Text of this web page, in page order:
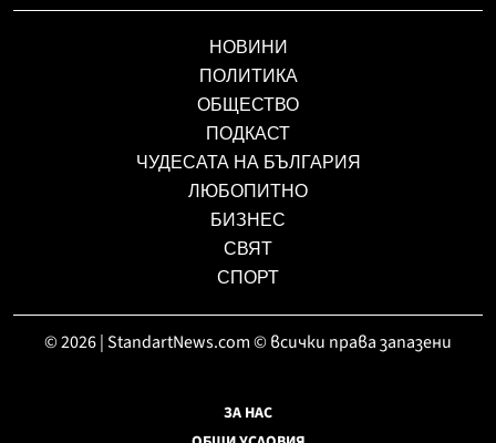
НОВИНИ
ПОЛИТИКА
ОБЩЕСТВО
ПОДКАСТ
ЧУДЕСАТА НА БЪЛГАРИЯ
ЛЮБОПИТНО
БИЗНЕС
СВЯТ
СПОРТ
© 2026 | StandartNews.com © всички права запазени
ЗА НАС